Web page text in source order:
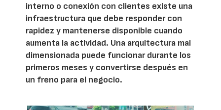
interno o conexión con clientes existe una
infraestructura que debe responder con
rapidez y mantenerse disponible cuando
aumenta la actividad. Una arquitectura mal
dimensionada puede funcionar durante los
primeros meses y convertirse después en
un freno para el negocio.